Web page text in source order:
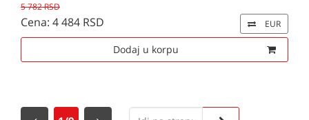
5 782 RSD
Cena: 4 484 RSD EUR
Dodaj u korpu